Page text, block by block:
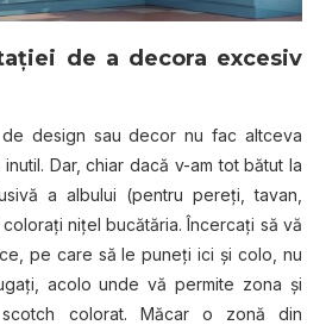
de a decora excesiv
design sau decor nu fac altceva
Dar, chiar dacă v-am tot bătut la
a albului (pentru pereţi, tavan,
niţel bucătăria. Încercaţi să vă
pe care să le puneţi ici şi colo, nu
acolo unde vă permite zona şi
colorat. Măcar o zonă din